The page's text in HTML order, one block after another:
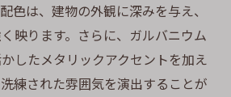
色は、建物の外観に深みを与え、
映ります。さらに、ガルバニウム
したメタリックアクセントを加え
練された雰囲気を演出することが